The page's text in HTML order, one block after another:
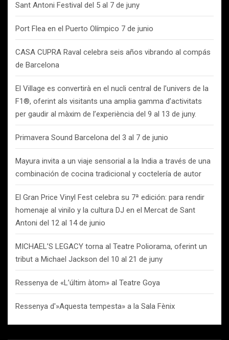
Sant Antoni Festival del 5 al 7 de juny
Port Flea en el Puerto Olímpico 7 de junio
CASA CUPRA Raval celebra seis años vibrando al compás
de Barcelona
El Village es convertirà en el nucli central de l’univers de la
F1®, oferint als visitants una amplia gamma d’activitats
per gaudir al màxim de l’experiència del 9 al 13 de juny.
Primavera Sound Barcelona del 3 al 7 de junio
Mayura invita a un viaje sensorial a la India a través de una
combinación de cocina tradicional y coctelería de autor
El Gran Price Vinyl Fest celebra su 7ª edición: para rendir
homenaje al vinilo y la cultura DJ en el Mercat de Sant
Antoni del 12 al 14 de junio
MICHAEL’S LEGACY torna al Teatre Poliorama, oferint un
tribut a Michael Jackson del 10 al 21 de juny
Ressenya de «L’últim àtom» al Teatre Goya
Ressenya d'»Aquesta tempesta» a la Sala Fènix